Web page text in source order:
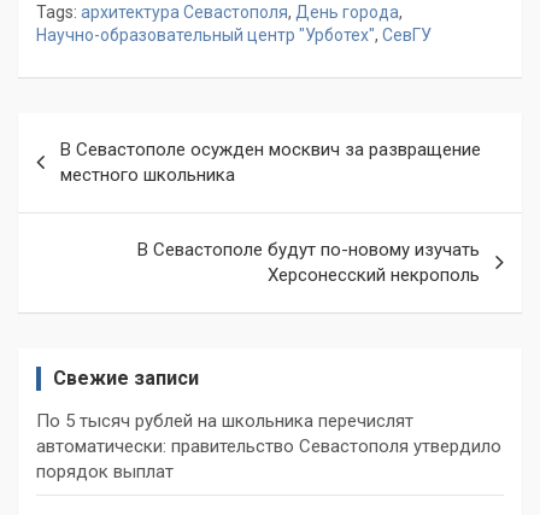
Tags: архитектура Севастополя, День города,
Научно-образовательный центр "Урботех", СевГУ
по
записям
В Севастополе осужден москвич за развращение
местного школьника
В Севастополе будут по-новому изучать
Херсонесский некрополь
Свежие записи
По 5 тысяч рублей на школьника перечислят
автоматически: правительство Севастополя утвердило
порядок выплат